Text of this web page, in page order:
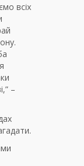
всіх
–